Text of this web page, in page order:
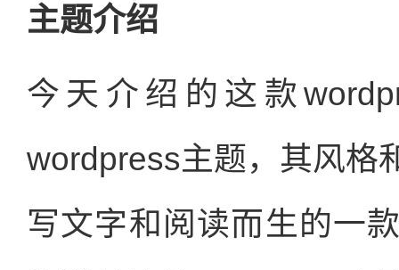
主题介绍
今天介绍的这款
wordpress主题，其风格
写文字和阅读而生的一